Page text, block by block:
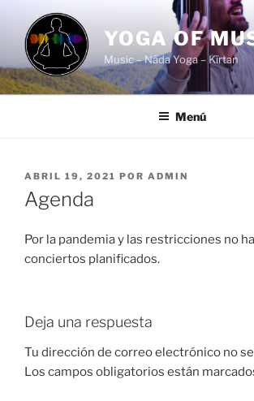
contenido
YOGA OF
Music – Nāda Yoga – Kīrtan
Menú
PUBLICADO
EL
ABRIL 19, 2021 POR ADMIN
Agenda
Por la pandemia y las restricciones no
conciertos planificados.
Deja una respuesta
Tu dirección de correo electrónico no
Los campos obligatorios están